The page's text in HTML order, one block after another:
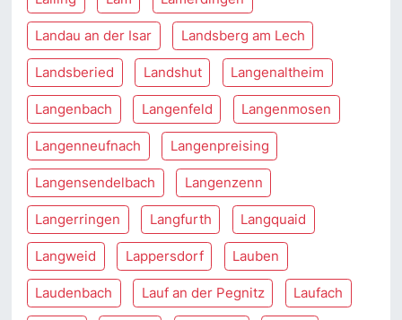
Landau an der Isar Landsberg am Lech
Landsberied Landshut Langenaltheim
Langenbach Langenfeld Langenmosen
Langenneufnach Langenpreising
Langensendelbach Langenzenn
Langerringen Langfurth Langquaid
Langweid Lappersdorf Lauben
Laudenbach Lauf an der Pegnitz Laufach